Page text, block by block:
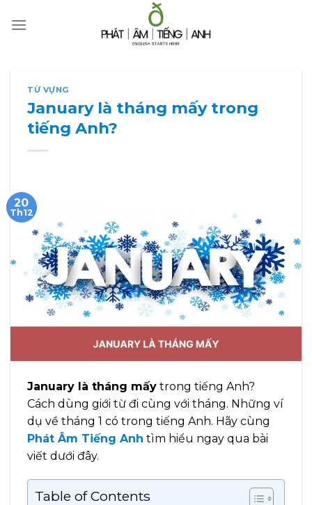
TỪ VỰNG
January là tháng mấy trong
tiếng Anh?
20
Th12
January là tháng mấy trong tiếng Anh?
Cách dùng giới từ đi cùng với tháng. Những ví
dụ về tháng 1 có trong tiếng Anh. Hãy cùng
Phát Âm Tiếng Anh tìm hiểu ngay qua bài
viết dưới đây.
Table of Contents